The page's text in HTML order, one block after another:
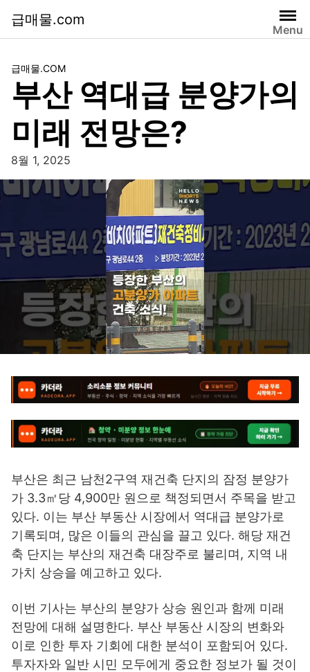
급매물.com
Menu
급매물.COM
부산 역대급 분양가의
미래 전망은?
8월 1, 2025
부산은 최근 남천2구역 재건축 단지의 잠정 분양가
가 3.3㎡당 4,900만 원으로 책정되면서 주목을 받고
있다. 이는 부산 부동산 시장에서 역대급 분양가로
기록되며, 많은 이들의 관심을 끌고 있다. 해당 재건
축 단지는 부산의 재건축 대장주로 불리며, 지역 내
가치 상승을 예고하고 있다.
이번 기사는 부산의 분양가 상승 원인과 함께 미래
전망에 대해 설명한다. 부산 부동산 시장의 변화와
이로 인한 투자 기회에 대한 분석이 포함되어 있다.
투자자와 일반 시민 모두에게 중요한 정보가 될 것이